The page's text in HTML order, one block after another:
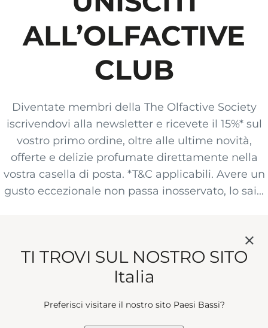
ALL’OLFACTIVE
CLUB
Diventate membri della The Olfactive Society
iscrivendovi alla newsletter e ricevete il 15%* sul
vostro primo ordine, oltre alle ultime novità,
offerte e delizie profumate direttamente nella
vostra casella di posta. *T&C applicabili. Avere un
gusto eccezionale non passa inosservato, lo sai...
marketing di Penhaligon’s relative ai nuovi lanci di
prodotti, alle offerte esclusive, ai premi e ai dettagli
degli eventi, secondo iTermini e Condizioni
TI TROVI SUL NOSTRO SITO
Italia
Preferisci visitare il nostro sito Paesi Bassi?